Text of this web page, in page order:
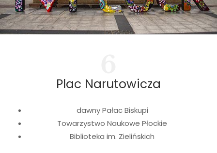
Plac Narutowicza
dawny Pałac Biskupi
Towarzystwo Naukowe Płockie
Biblioteka im. Zielińskich